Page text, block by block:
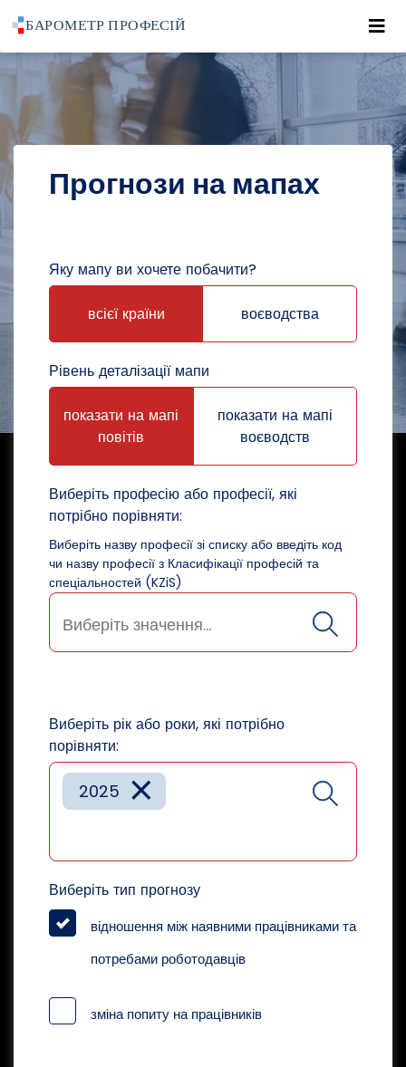
POWRÓT DO STRONY GŁÓWNEJ
ПРОГНОЗИ ПРОГНОЗИ НА МАПАХ
Прогнози на мапах
Яку мапу ви хочете побачити?
всієї країни воєводства
Рівень деталізації мапи
показати на мапі
повітів
показати на мапі
воєводств
Виберіть професію або професії, які
потрібно порівняти:
Виберіть назву професії зі списку або введіть код
чи назву професії з Класифікації професій та
спеціальностей (KZiS)
Виберіть рік або роки, які потрібно
порівняти:
×
2025
Виберіть тип прогнозу
відношення між наявними працівниками та
потребами роботодавців
зміна попиту на працівників